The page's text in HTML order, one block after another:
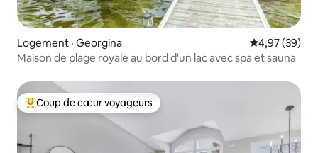
Logement · Georgina Note
4,97 (39)
Maison de plage royale au bord d'un lac avec spa et sauna
Coup de cœur voyageurs parmi les plus aimés
Coup de cœur voyageurs